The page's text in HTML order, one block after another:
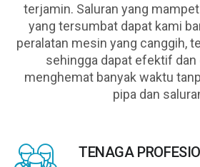
terjamin. Saluran yang
yang tersumbat dapat kami
peralatan mesin yang canggih,
sehingga dapat efektif
menghemat banyak waktu
pipa dan
TENAGA